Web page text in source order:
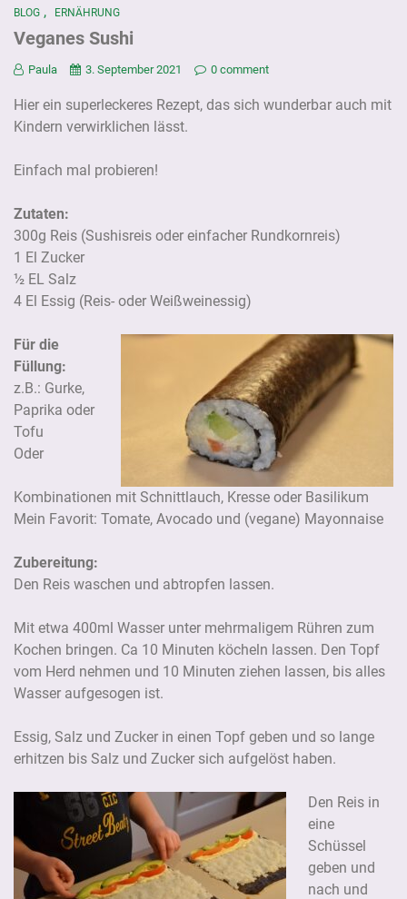
BLOG , ERNÄHRUNG
Veganes Sushi
Paula 3. September 2021 0 comment
Hier ein superleckeres Rezept, das sich wunderbar auch mit
Kindern verwirklichen lässt.
Einfach mal probieren!
Zutaten:
300g Reis (Sushisreis oder einfacher Rundkornreis)
1 El Zucker
½ EL Salz
4 El Essig (Reis- oder Weißweinessig)
Für die
Füllung:
z.B.: Gurke,
Paprika oder
Tofu
Oder
Kombinationen mit Schnittlauch, Kresse oder Basilikum
Mein Favorit: Tomate, Avocado und (vegane) Mayonnaise
Zubereitung:
Den Reis waschen und abtropfen lassen.
Mit etwa 400ml Wasser unter mehrmaligem Rühren zum
Kochen bringen. Ca 10 Minuten köcheln lassen. Den Topf
vom Herd nehmen und 10 Minuten ziehen lassen, bis alles
Wasser aufgesogen ist.
Essig, Salz und Zucker in einen Topf geben und so lange
erhitzen bis Salz und Zucker sich aufgelöst haben.
Den Reis in
eine
Schüssel
geben und
nach und